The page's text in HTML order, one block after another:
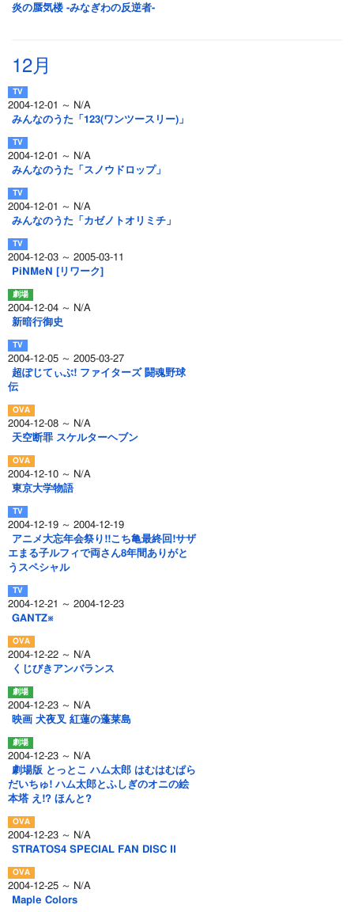
炎の蜃気楼 -みなぎわの反逆者-
12月
2004-12-01 ～ N/A
みんなのうた「123(ワンツースリー)」
2004-12-01 ～ N/A
みんなのうた「スノウドロップ」
2004-12-01 ～ N/A
みんなのうた「カゼノトオリミチ」
2004-12-03 ～ 2005-03-11
PiNMeN [リワーク]
2004-12-04 ～ N/A
新暗行御史
2004-12-05 ～ 2005-03-27
超ぽじてぃぶ! ファイターズ 闘魂野球
伝
2004-12-08 ～ N/A
天空断罪 スケルターヘブン
2004-12-10 ～ N/A
東京大学物語
2004-12-19 ～ 2004-12-19
アニメ大忘年会祭り!!こち亀最終回!サザ
エまる子ルフィで両さん8年間ありがと
うスペシャル
2004-12-21 ～ 2004-12-23
GANTZ※
2004-12-22 ～ N/A
くじびきアンバランス
2004-12-23 ～ N/A
映画 犬夜叉 紅蓮の蓬莱島
2004-12-23 ～ N/A
劇場版 とっとこ ハム太郎 はむはむぱら
だいちゅ! ハム太郎とふしぎのオニの絵
本塔 え!? ほんと?
2004-12-23 ～ N/A
STRATOS4 SPECIAL FAN DISC II
2004-12-25 ～ N/A
Maple Colors